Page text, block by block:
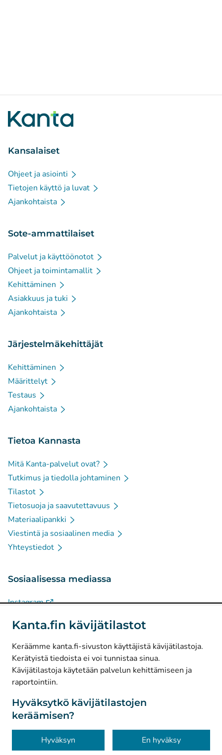
Kanta.fin kävijätilastot
Keräämme kanta.fi-sivuston käyttäjistä kävijätilastoja.
Kerätyistä tiedoista ei voi tunnistaa sinua.
Kävijätilastoja käytetään palvelun kehittämiseen ja
raportointiin.
Hyväksytkö kävijätilastojen
keräämisen?
Hyväksyn En hyväksy
Kansalaiset
Ohjeet ja asiointi
Tietojen käyttö ja luvat
Ajankohtaista
Sote-ammattilaiset
Palvelut ja käyttöönotot
Ohjeet ja toimintamallit
Kehittäminen
Asiakkuus ja tuki
Ajankohtaista
Järjestelmäkehittäjät
Kehittäminen
Määrittelyt
Testaus
Ajankohtaista
Tietoa Kannasta
Mitä Kanta-palvelut ovat?
Tutkimus ja tiedolla johtaminen
Tilastot
Tietosuoja ja saavutettavuus
Materiaalipankki
Viestintä ja sosiaalinen media
Yhteystiedot
Sosiaalisessa mediassa
Instagram(Avautuu uuteen välilehteen)
Facebook(Avautuu uuteen välilehteen)
© Kanta-Palvelut, Kansaneläkelaitos
Tietosuoja
Tietoa sivustosta
Saavutettavuus
Evästeet